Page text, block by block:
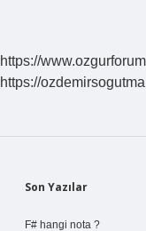
https://
https://
Sidebar
Son Yazılar
F# hangi nota ?